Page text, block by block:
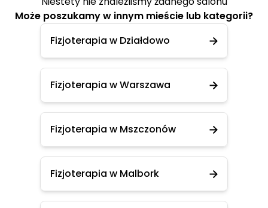
Może poszukamy w innym mieście lub kategorii?
Fizjoterapia w Działdowo
Fizjoterapia w Warszawa
Fizjoterapia w Mszczonów
Fizjoterapia w Malbork